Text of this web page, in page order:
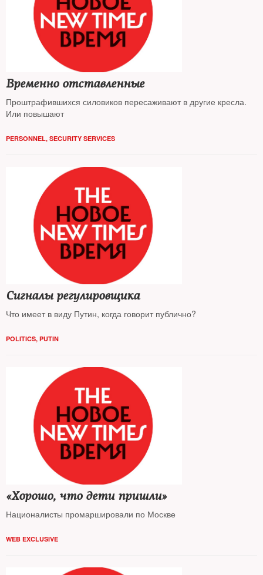
Временно отставленные
Проштрафившихся силовиков пересаживают в другие кресла.
Или повышают
PERSONNEL, SECURITY SERVICES
Сигналы регулировщика
Что имеет в виду Путин, когда говорит публично?
POLITICS, PUTIN
«Хорошо, что дети пришли»
Националисты промаршировали по Москве
WEB EXCLUSIVE